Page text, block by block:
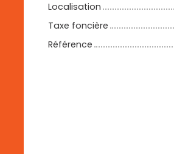
Localisation
Taxe foncière
Référence